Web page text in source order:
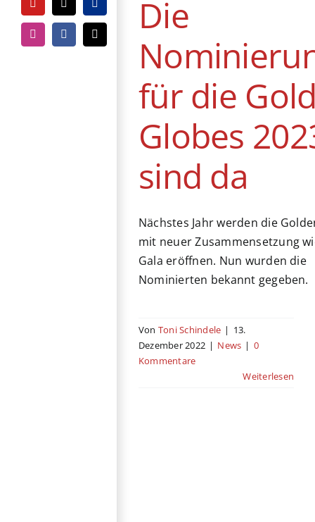
YouTubeTiktokPayPal
InstagramFacebook
E-
Mail
News
Die
für die
Globes
sind da
Nächstes Jahr werden die
mit neuer Zusammensetzung
Gala eröffnen. Nun wurden die
Nominierten bekannt gegeben.
Von Toni Schindele | 13.
Dezember 2022 | News | 0
Kommentare
Weiterlesen